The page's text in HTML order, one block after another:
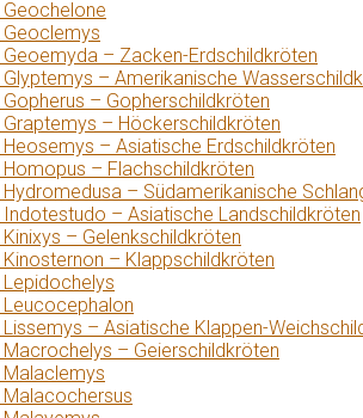
Geochelone
Geoclemys
Geoemyda – Zacken-Erdschildkröten
Glyptemys – Amerikanische
Gopherus – Gopherschildkröten
Graptemys – Höckerschildkröten
Heosemys – Asiatische Erdschildkröten
Homopus – Flachschildkröten
Hydromedusa – Südamerikanische
Indotestudo – Asiatische Landschildkröten
– Gelenkschildkröten
Kinosternon – Klappschildkröten
Lepidochelys
Leucocephalon
Lissemys – Asiatische Klappen-
Macrochelys – Geierschildkröten
Malaclemys
Malacochersus